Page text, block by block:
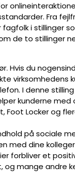
Fra
i stillinger
de to stillinger
Hvis du
virksomhedens
I denne
kunderne
Foot Locker og
på sociale
med dine
forbliver et
og mange andre